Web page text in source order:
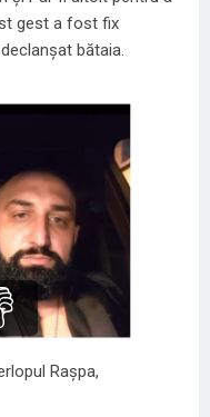
gest a fost fix
bătaia.
Rașpa,